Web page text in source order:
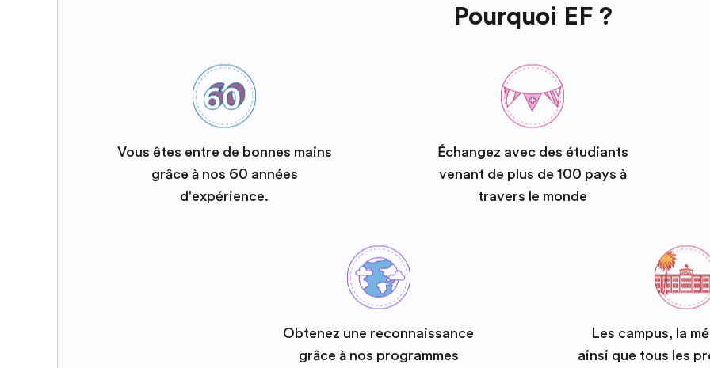
Pourquoi EF ?
Vous êtes entre de bonnes mains
grâce à nos 60 années
d'expérience.
Échangez avec des étudiants
venant de plus de 100 pays à
travers le monde
Obtenez une reconnaissance
grâce à nos programmes
Les campus, la
ainsi que tous les